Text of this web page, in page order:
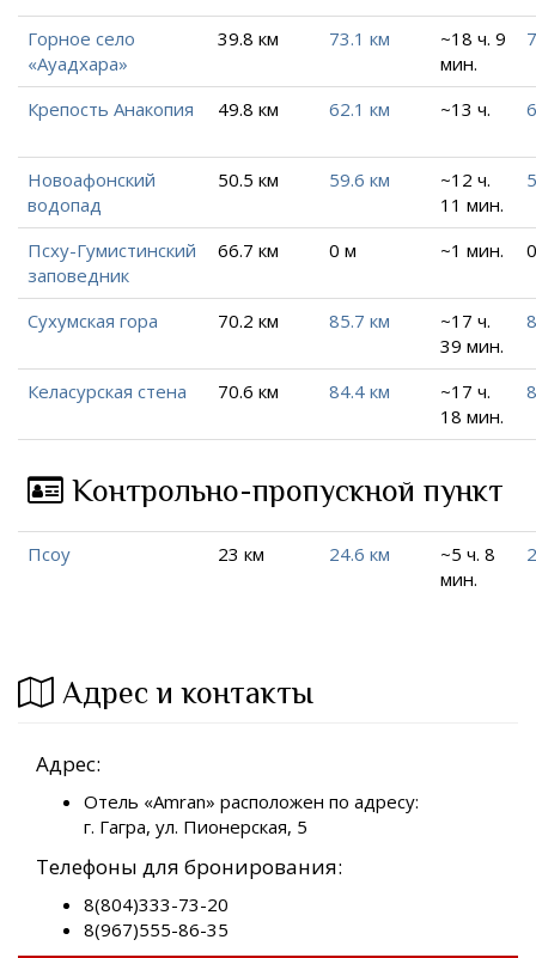
Горное село
«Ауадхара»
39.8 км 73.1 км
~18 ч. 9
мин.
Крепость Анакопия 49.8 км 62.1 км ~13 ч.
Новоафонский
водопад
50.5 км 59.6 км
~12 ч.
11 мин.
Псху-Гумистинский
заповедник
66.7 км 0 м ~1 мин.
Сухумская гора 70.2 км 85.7 км
~17 ч.
39 мин.
Келасурская стена 70.6 км 84.4 км
~17 ч.
18 мин.
Контрольно-пропускной пункт
Псоу 23 км 24.6 км
~5 ч. 8
мин.
Адрес и контакты
Адрес:
Отель «Amran» расположен по адресу:
г. Гагра, ул. Пионерская, 5
Телефоны для бронирования:
8(804)333-73-20
8(967)555-86-35